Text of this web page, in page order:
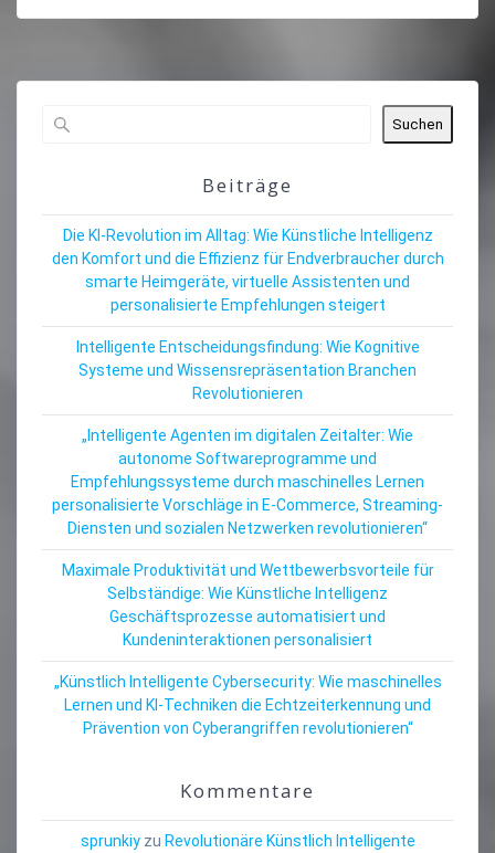
Suchen
Beiträge
Die KI-Revolution im Alltag: Wie Künstliche Intelligenz
den Komfort und die Effizienz für Endverbraucher durch
smarte Heimgeräte, virtuelle Assistenten und
personalisierte Empfehlungen steigert
Intelligente Entscheidungsfindung: Wie Kognitive
Systeme und Wissensrepräsentation Branchen
Revolutionieren
„Intelligente Agenten im digitalen Zeitalter: Wie
autonome Softwareprogramme und
Empfehlungssysteme durch maschinelles Lernen
personalisierte Vorschläge in E-Commerce, Streaming-
Diensten und sozialen Netzwerken revolutionieren“
Maximale Produktivität und Wettbewerbsvorteile für
Selbständige: Wie Künstliche Intelligenz
Geschäftsprozesse automatisiert und
Kundeninteraktionen personalisiert
„Künstlich Intelligente Cybersecurity: Wie maschinelles
Lernen und KI-Techniken die Echtzeiterkennung und
Prävention von Cyberangriffen revolutionieren“
Kommentare
sprunkiyzu Revolutionäre Künstlich Intelligente